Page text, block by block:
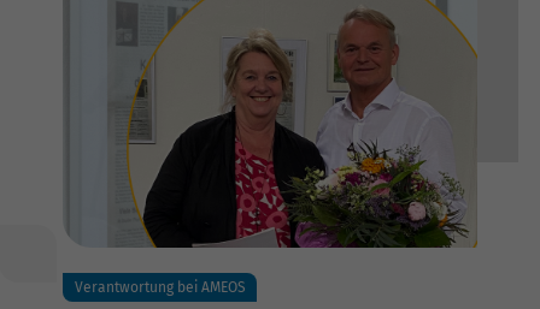
Verantwortung bei AMEOS